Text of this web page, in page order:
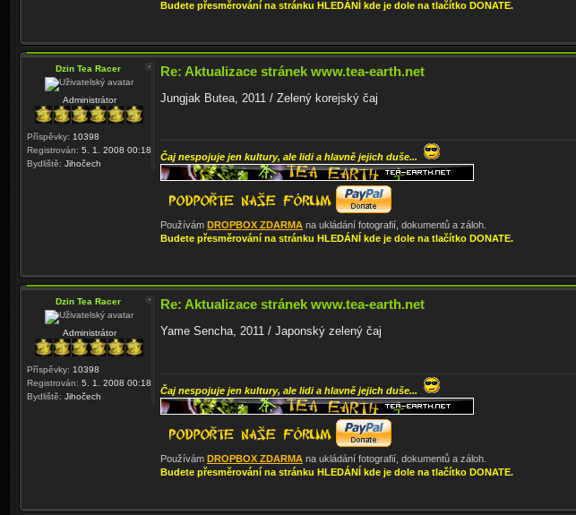
Budete přesměrování na stránku HLEDÁNÍ kde je dole na tlačítko DONATE.
Dzin Tea Racer
Administrátor
Příspěvky: 10398
Registrován: 5. 1. 2008 00:18
Bydliště: Jihočech
Re: Aktualizace stránek www.tea-earth.net
Jungjak Butea, 2011 / Zelený korejský čaj
Čaj nespojuje jen kultury, ale lidi a hlavně jejich duše...
Používám DROPBOX ZDARMA na ukládání fotografií, dokumentů a záloh.
Budete přesměrování na stránku HLEDÁNÍ kde je dole na tlačítko DONATE.
Dzin Tea Racer
Administrátor
Příspěvky: 10398
Registrován: 5. 1. 2008 00:18
Bydliště: Jihočech
Re: Aktualizace stránek www.tea-earth.net
Yame Sencha, 2011 / Japonský zelený čaj
Čaj nespojuje jen kultury, ale lidi a hlavně jejich duše...
Používám DROPBOX ZDARMA na ukládání fotografií, dokumentů a záloh.
Budete přesměrování na stránku HLEDÁNÍ kde je dole na tlačítko DONATE.